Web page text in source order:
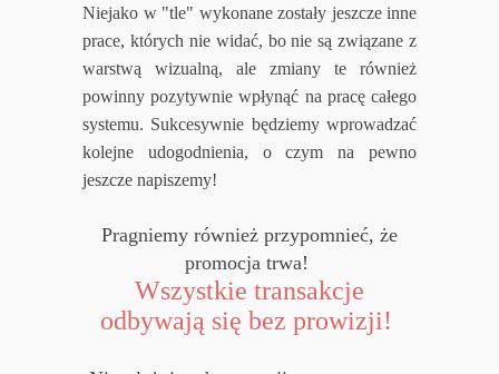
Niejako w "tle" wykonane zostały jeszcze inne
prace, których nie widać, bo nie są związane z
warstwą wizualną, ale zmiany te również
powinny pozytywnie wpłynąć na pracę całego
systemu. Sukcesywnie będziemy wprowadzać
kolejne udogodnienia, o czym na pewno
jeszcze napiszemy!
Pragniemy również przypomnieć, że
promocja trwa!
Wszystkie transakcje
odbywają się bez prowizji!